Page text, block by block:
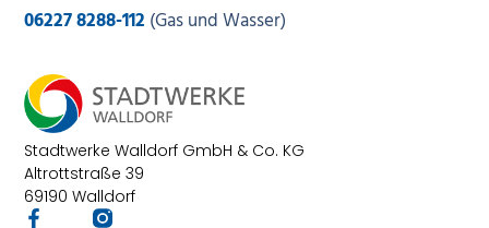
Stadtwerke Walldorf GmbH & Co. KG
Altrottstraße 39
69190 Walldorf
06227 8288-112 (Gas und Wasser)